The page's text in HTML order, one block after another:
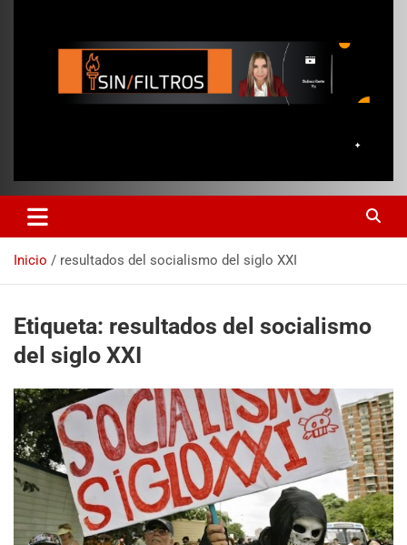
Inicio resultados del socialismo del siglo XXI
Etiqueta: resultados del socialismo
del siglo XXI